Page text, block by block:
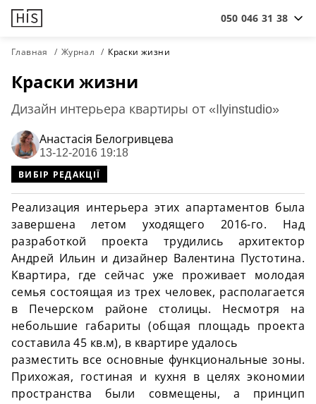
050 046 31 38
Главная Журнал Краски жизни
Краски жизни
Дизайн интерьера квартиры от «Іlyinstudio»
Анастасiя Белогривцева
13-12-2016 19:18
ВИБІР РЕДАКЦІЇ
Реализация интерьера этих апартаментов была
завершена летом уходящего 2016-го. Над
разработкой проекта трудились архитектор
Андрей Ильин и дизайнер Валентина Пустотина.
Квартира, где сейчас уже проживает молодая
семья состоящая из трех человек, располагается
в Печерском районе столицы. Несмотря на
небольшие габариты (общая площадь проекта
составила 45 кв.м), в квартире удалось
разместить все основные функциональные зоны.
Прихожая, гостиная и кухня в целях экономии
пространства были совмещены, а принцип